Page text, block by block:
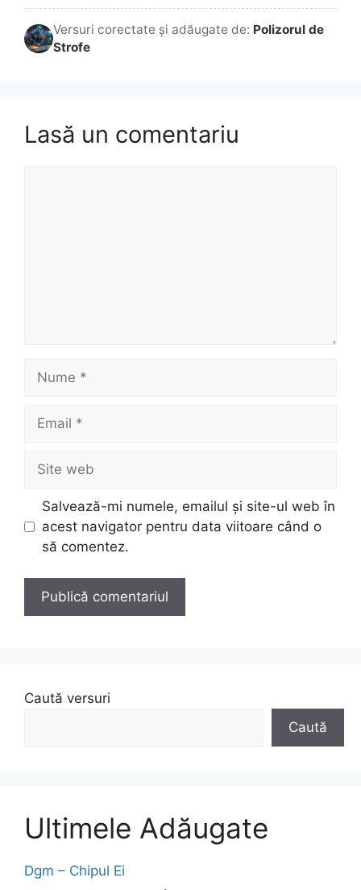
Versuri corectate și adăugate de: Polizorul de
Strofe
Lasă un comentariu
Nume
Email
Site
web
Salvează-mi numele, emailul și site-ul web în
acest navigator pentru data viitoare când o
să comentez.
Caută versuri
Caută
Ultimele Adăugate
Dgm – Chipul Ei